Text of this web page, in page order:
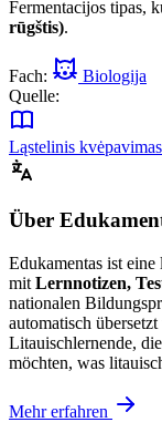
Fermentacijos tipas,
rūgštis).
Fach:
Biologija
Quelle:
Ląstelinis
Über
Edukamentas ist
mit Lernnotizen,
nationalen
automatisch
Litauischlernende,
möchten, was
Mehr erfahren